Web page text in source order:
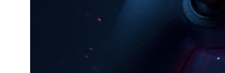
Ein Streit um KI-